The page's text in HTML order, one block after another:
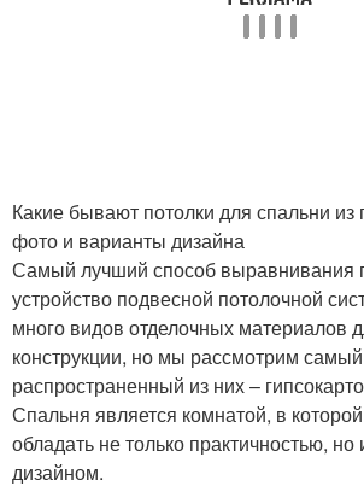
Какие бывают потолки для спальни из
фото и варианты дизайна
Самый лучший способ выравнивания
устройство подвесной потолочной
много видов отделочных материалов
конструкции, но мы рассмотрим
распространенный из них –
Спальня является комнатой, в
обладать не только практичностью,
дизайном.